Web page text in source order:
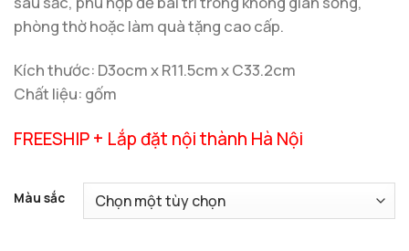
phòng thờ hoặc làm quà tặng cao cấp.
Kích thước: D3ocm x R11.5cm x C33.2cm
Chất liệu: gốm
FREESHIP + Lắp đặt nội thành Hà Nội
Màu sắc